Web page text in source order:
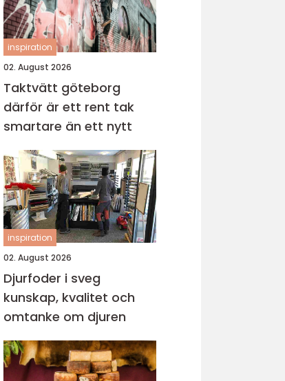
inspiration
02. August 2026
Taktvätt göteborg
därför är ett rent tak
smartare än ett nytt
inspiration
02. August 2026
Djurfoder i sveg
kunskap, kvalitet och
omtanke om djuren